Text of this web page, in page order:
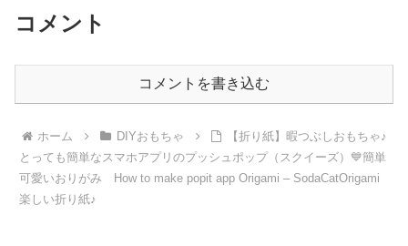
コメント
コメントを書き込む
ホーム DIYおもちゃ
【折り紙】暇つぶしおもちゃ♪
とっても簡単なスマホアプリのプッシュポップ（スクイーズ）💙簡単
可愛いおりがみ How to make popit app Origami – SodaCatOrigami
楽しい折り紙♪